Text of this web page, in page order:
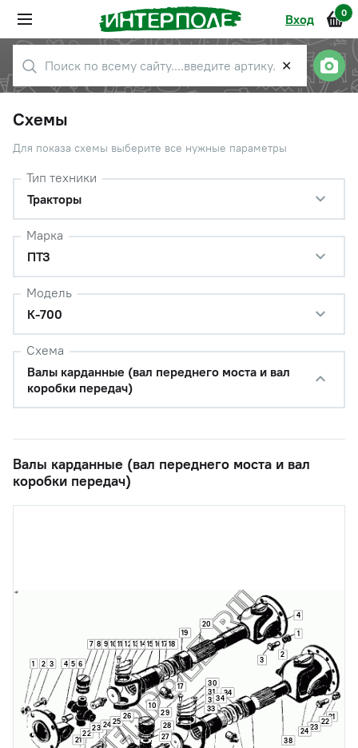
Вход 0
✕
Схемы
Для показа схемы выберите все нужные параметры
Тип техники
Тракторы
Марка
ПТЗ
Модель
К-700
Схема
Валы карданные (вал переднего моста и вал
коробки передач)
Валы карданные (вал переднего моста и вал
коробки передач)
1
1
2
2
3
3
4
4
5 6
7 8 9 10
10
11 12 13 14 15 1617
17
18
19
20
21
21
22
22
23
23 24
2425
26
27
28
29
30
31
32
33
34
34
38